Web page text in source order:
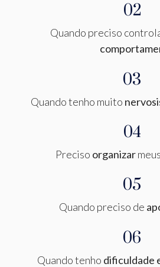
02
Quando preciso
03
Quando tenho muito
04
Preciso organizar
05
Quando preciso de
06
Quando tenho dificuldade